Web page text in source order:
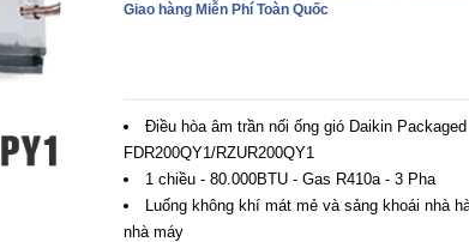
Giao hàng Miễn Phí Toàn Quốc
Điều hòa âm trần nối ống gió Daikin Packaged
FDR200QY1/RZUR200QY1
1 chiều - 80.000BTU - Gas R410a - 3 Pha
Luống không khí mát mẻ và sảng khoái nhà
nhà máy